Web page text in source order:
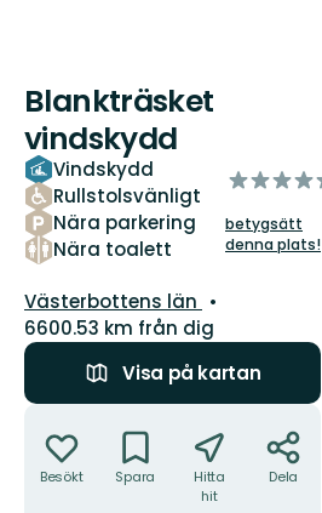
Blankträsket
vindskydd
Vindskydd
Rullstolsvänligt
Nära parkering
Nära toalett
av
stjärnor
betygsätt
denna plats!
Län:
Västerbottens län
6600.53 km från dig
Visa på kartan
Besökt Spara
Hitta
hit
Dela